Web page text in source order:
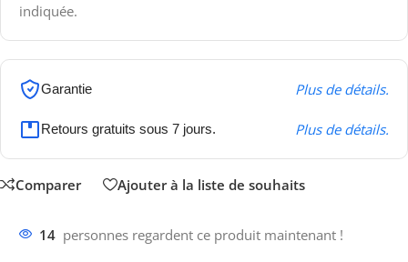
indiquée.
Garantie Plus de détails.
Retours gratuits sous 7 jours. Plus de détails.
Comparer Ajouter à la liste de souhaits
14 personnes regardent ce produit maintenant !